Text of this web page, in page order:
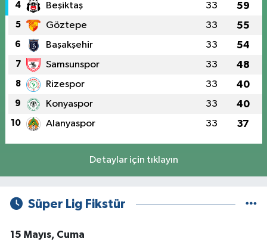
4 Beşiktaş 33 59
5 Göztepe 33 55
6 Başakşehir 33 54
7 Samsunspor 33 48
8 Rizespor 33 40
9 Konyaspor 33 40
10 Alanyaspor 33 37
Detaylar için tıklayın
Süper Lig Fikstür
15 Mayıs, Cuma